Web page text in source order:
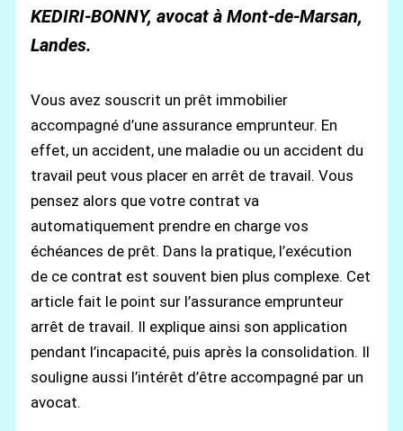
KEDIRI-BONNY, avocat à Mont-de-Marsan,
Landes.
Vous avez souscrit un prêt immobilier
accompagné d’une assurance emprunteur. En
effet, un accident, une maladie ou un accident du
travail peut vous placer en arrêt de travail. Vous
pensez alors que votre contrat va
automatiquement prendre en charge vos
échéances de prêt. Dans la pratique, l’exécution
de ce contrat est souvent bien plus complexe. Cet
article fait le point sur l’assurance emprunteur
arrêt de travail. Il explique ainsi son application
pendant l’incapacité, puis après la consolidation. Il
souligne aussi l’intérêt d’être accompagné par un
avocat.